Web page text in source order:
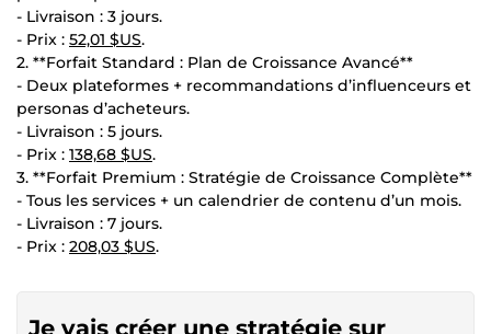
- Livraison : 3 jours.
- Prix : 52,01 $US.
2. **Forfait Standard : Plan de Croissance Avancé**
- Deux plateformes + recommandations d’influenceurs et
personas d’acheteurs.
- Livraison : 5 jours.
- Prix : 138,68 $US.
3. **Forfait Premium : Stratégie de Croissance Complète**
- Tous les services + un calendrier de contenu d’un mois.
- Livraison : 7 jours.
- Prix : 208,03 $US.
Je vais créer une stratégie sur